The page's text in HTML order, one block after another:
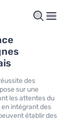
des
sur une
les attentes du
intégrant des
établir des